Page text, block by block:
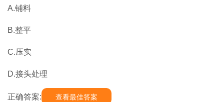
A.铺料
B.整平
C.压实
D.接头处理
正确答案: 查看最佳答案